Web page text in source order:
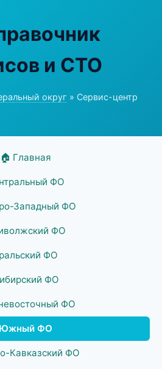
и СТО
округ » Сервис-центр
🏠 Главная
ФО
Западный ФО
ФО
ФО
ФО
ФО
Южный ФО
Кавказский ФО